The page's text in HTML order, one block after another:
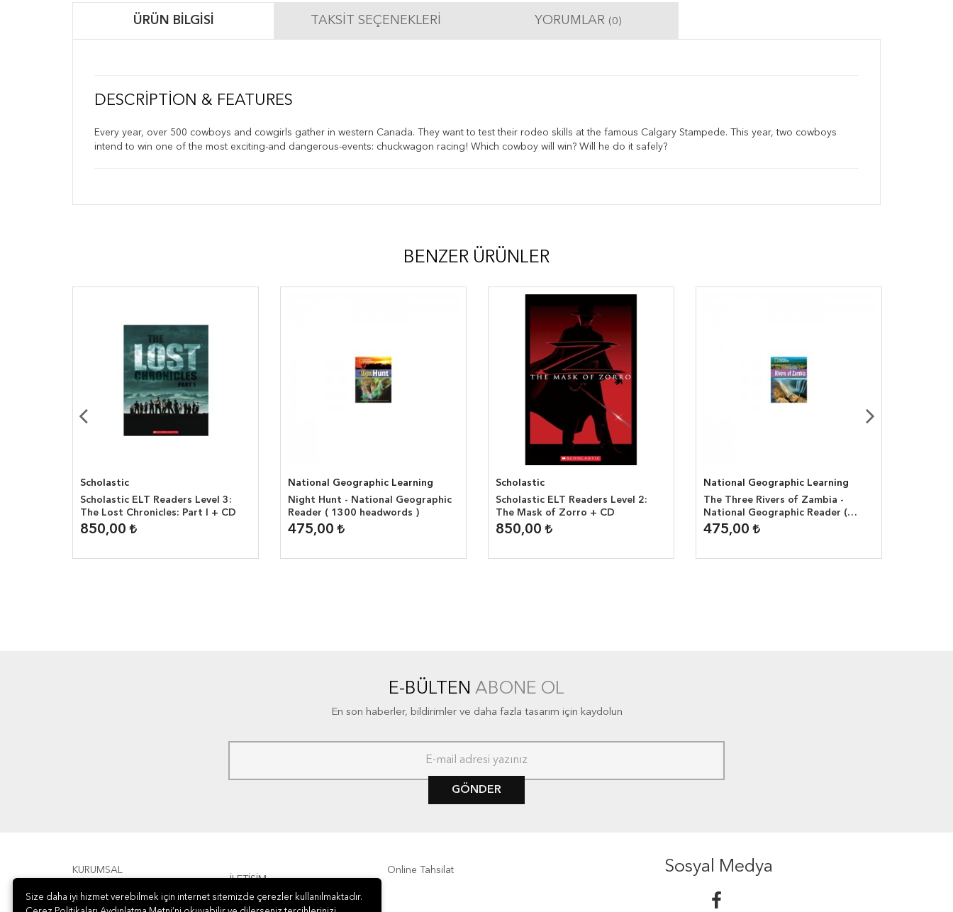
ÜRÜN BILGISI TAKSIT SEÇENEKLERI YORUMLAR (0)
DESCRIPTION & FEATURES
Every year, over 500 cowboys and cowgirls gather in western Canada. They want to test their rodeo skills at the famous Calgary Stampede. This year, two cowboys
intend to win one of the most exciting-and dangerous-events: chuckwagon racing! Which cowboy will win? Will he do it safely?
BENZER ÜRÜNLER
Scholastic
Scholastic ELT Readers Level 3:
The Lost Chronicles: Part I + CD
850,00
National Geographic Learning
Night Hunt - National Geographic
Reader ( 1300 headwords )
475,00
Scholastic
Scholastic ELT Readers Level 2:
The Mask of Zorro + CD
850,00
National Geographic Learning
The Three Rivers of Zambia -
National Geographic Reader (
1600 headwords )
475,00
E-BÜLTEN ABONE OL
En son haberler, bildirimler ve daha fazla tasarım için kaydolun
GÖNDER
KURUMSAL
ÖDEME
İLETİŞİM
Online Tahsilat Sosyal Medya
Size daha iyi hizmet verebilmek için internet sitemizde çerezler kullanılmaktadır.